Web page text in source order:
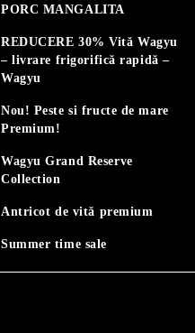
PORC MANGALITA
REDUCERE 30% Vită Wagyu
– livrare frigorifică rapidă –
Wagyu
Nou! Peste si fructe de mare
Premium!
Wagyu Grand Reserve
Collection
Antricot de vită premium
Summer time sale